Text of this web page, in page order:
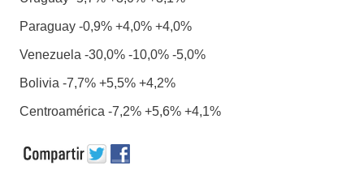
Paraguay -0,9% +4,0% +4,0%
Venezuela -30,0% -10,0% -5,0%
Bolivia -7,7% +5,5% +4,2%
Centroamérica -7,2% +5,6% +4,1%